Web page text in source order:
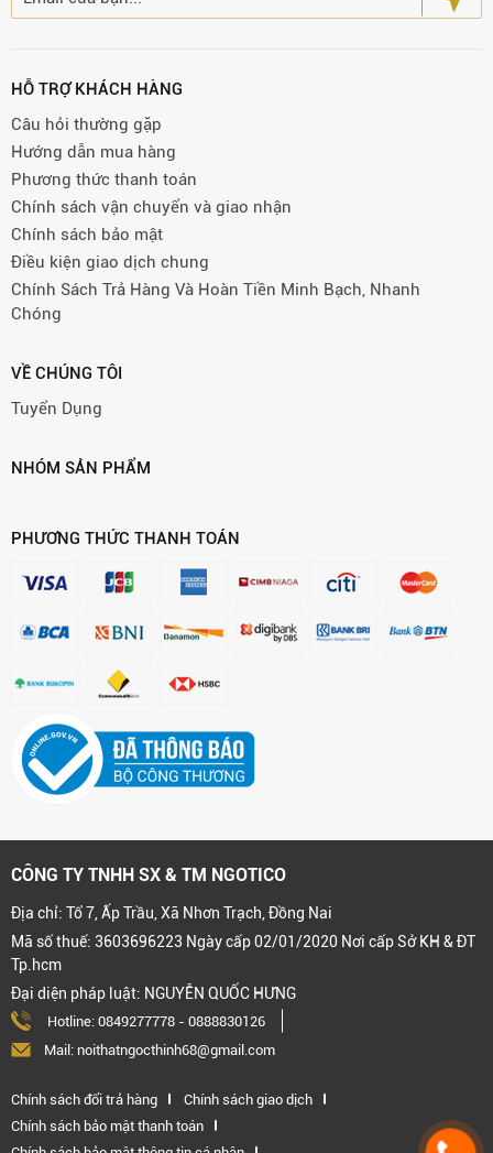
HỖ TRỢ KHÁCH HÀNG
Câu hỏi thường gặp
Hướng dẫn mua hàng
Phương thức thanh toán
Chính sách vận chuyển và giao nhận
Chính sách bảo mật
Điều kiện giao dịch chung
Chính Sách Trả Hàng Và Hoàn Tiền Minh Bạch, Nhanh
Chóng
VỀ CHÚNG TÔI
Tuyển Dụng
NHÓM SẢN PHẨM
PHƯƠNG THỨC THANH TOÁN
CÔNG TY TNHH SX & TM NGOTICO
Địa chỉ: Tổ 7, Ấp Trầu, Xã Nhơn Trạch, Đồng Nai
Mã số thuế: 3603696223 Ngày cấp 02/01/2020 Nơi cấp Sở KH & ĐT
Tp.hcm
Đại diện pháp luật: NGUYỄN QUỐC HƯNG
Hotline: 0849277778 - 0888830126
Mail: noithatngocthinh68@gmail.com
Chính sách đổi trả hàng
Chính sách giao dịch
Chính sách bảo mật thanh toán